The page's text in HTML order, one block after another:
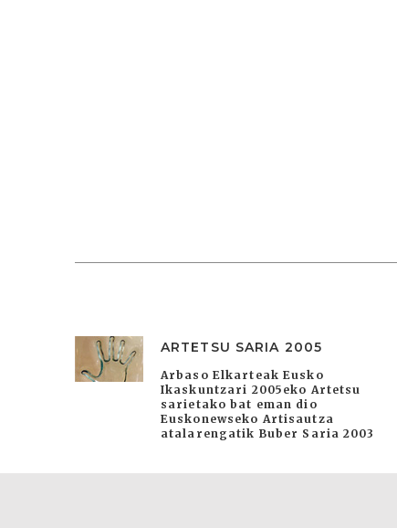
ARTETSU SARIA 2005
Arbaso Elkarteak Eusko
Ikaskuntzari 2005eko Artetsu
sarietako bat eman dio
Euskonewseko Artisautza
atalarengatik Buber Saria 2003